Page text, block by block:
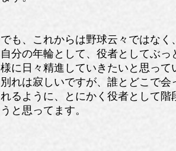
でも、これからは野球云々ではな
自分の年輪として、役者としてぶ
様に日々精進していきたいと思って
別れは寂しいですが、誰とどこで
れるように、とにかく役者として
うと思ってます。